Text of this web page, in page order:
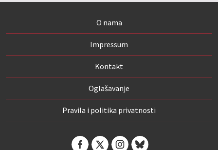
O nama
Impressum
Kontakt
Oglašavanje
Pravila i politika privatnosti